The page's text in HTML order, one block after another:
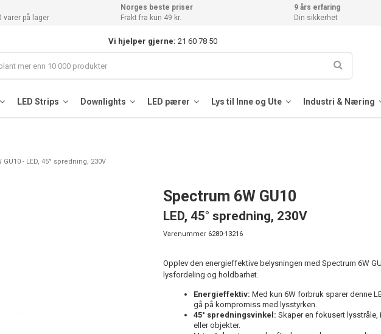
varer på lager
Norges beste priser
Frakt fra kun 49 kr.
9 års erfaring
Din sikkerhet
Vi hjelper gjerne: 21 60 78 50
LED Strips Downlights LED pærer Lys til Inne og Ute Industri & Næring
- LED, 45° spredning, 230V
Spectrum 6W GU10
LED, 45° spredning, 230V
Varenummer 6280-13216
Opplev den energieffektive belysningen med Spectrum 6W
lysfordeling og holdbarhet.
Energieffektiv: Med kun 6W forbruk sparer denne
gå på kompromiss med lysstyrken.
45° spredningsvinkel: Skaper en fokusert
eller objekter.